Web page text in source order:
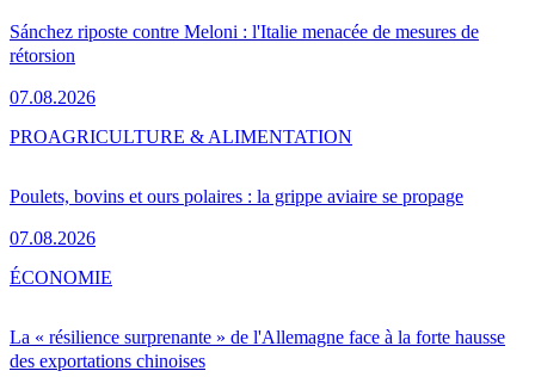
Sánchez riposte contre Meloni : l'Italie menacée de mesures de
rétorsion
07.08.2026
Poulets, bovins et ours polaires : la grippe aviaire se propage
07.08.2026
PROAGRICULTURE & ALIMENTATION
La « résilience surprenante » de l'Allemagne face à la forte hausse
des exportations chinoises
ÉCONOMIE